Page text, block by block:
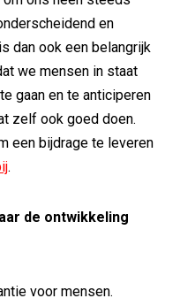
en
dan ook een belangrijk
we mensen in staat
gaan en te anticiperen
zelf ook goed doen.
een bijdrage te leveren
.
de ontwikkeling
voor mensen.